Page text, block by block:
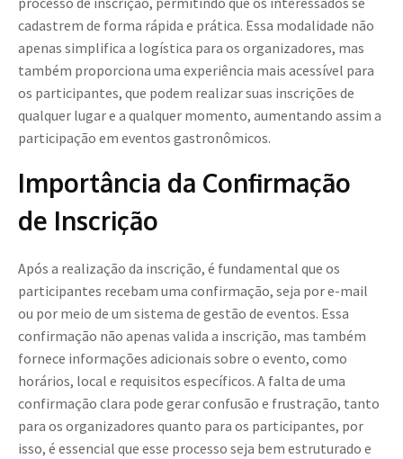
cadastrem de forma rápida e prática. Essa modalidade não
apenas simplifica a logística para os organizadores, mas
também proporciona uma experiência mais acessível para
os participantes, que podem realizar suas inscrições de
qualquer lugar e a qualquer momento, aumentando assim a
participação em eventos gastronômicos.
Importância da Confirmação
de Inscrição
Após a realização da inscrição, é fundamental que os
participantes recebam uma confirmação, seja por e-mail
ou por meio de um sistema de gestão de eventos. Essa
confirmação não apenas valida a inscrição, mas também
fornece informações adicionais sobre o evento, como
horários, local e requisitos específicos. A falta de uma
confirmação clara pode gerar confusão e frustração, tanto
para os organizadores quanto para os participantes, por
isso, é essencial que esse processo seja bem estruturado e